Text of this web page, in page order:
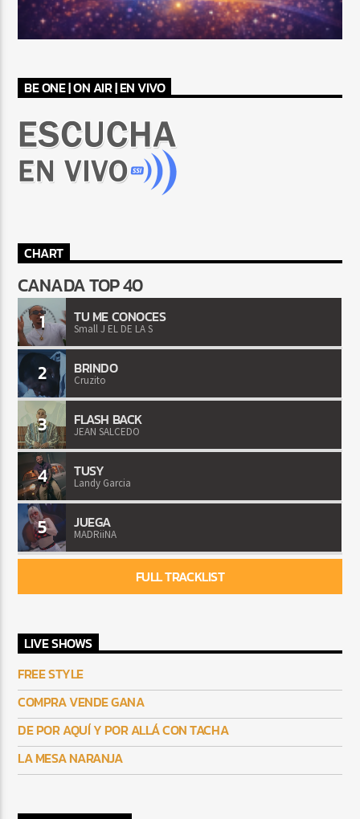
BE ONE | ON AIR | EN VIVO
CHART
CANADA TOP 40
1 TU ME CONOCES
Small J EL DE LA S
2 BRINDO
Cruzito
3 FLASH BACK
JEAN SALCEDO
4 TUSY
Landy Garcia
5 JUEGA
MADRiiNA
FULL TRACKLIST
LIVE SHOWS
FREE STYLE
COMPRA VENDE GANA
DE POR AQUÍ Y POR ALLÁ CON TACHA
LA MESA NARANJA